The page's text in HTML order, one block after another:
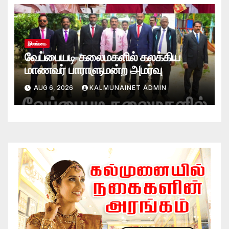
இலங்கை
வேப்பையடி கலைமகளில் கலக்கிய
மாணவர் பாராளுமன்ற அமர்வு
AUG 6, 2026 KALMUNAINET ADMIN